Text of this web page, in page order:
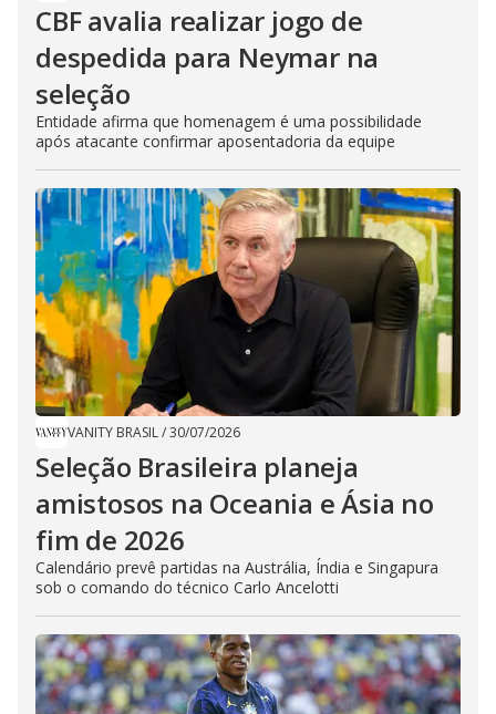
CBF avalia realizar jogo de
despedida para Neymar na
seleção
Entidade afirma que homenagem é uma possibilidade
após atacante confirmar aposentadoria da equipe
VANITY BRASIL/30/07/2026
Seleção Brasileira planeja
amistosos na Oceania e Ásia no
fim de 2026
Calendário prevê partidas na Austrália, Índia e Singapura
sob o comando do técnico Carlo Ancelotti